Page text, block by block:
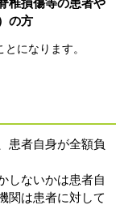
椎損傷等の患者や
の方
になります。
患者自身が全額負
しないかは患者自
関は患者に対して